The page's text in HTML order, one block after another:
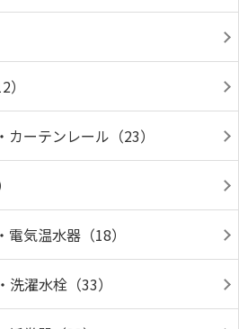
ーテンレール（23）
気温水器（18）
濯水栓（33）